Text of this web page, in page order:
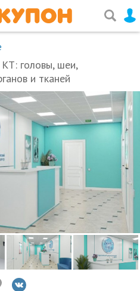
головы, шеи,
и тканей